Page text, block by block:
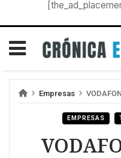
Empresas
EMPRESAS